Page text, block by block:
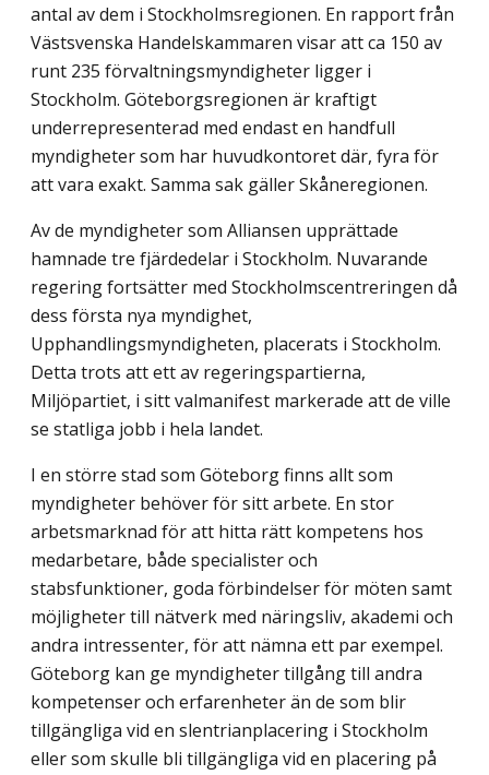
antal av dem i Stockholmsregionen. En rapport från
Västsvenska Handelskammaren visar att ca 150 av
runt 235 förvaltningsmyndigheter ligger i
Stockholm. Göteborgsregionen är kraftigt
underrepresenterad med endast en handfull
myndigheter som har huvudkontoret där, fyra för
att vara exakt. Samma sak gäller Skåneregionen.
Av de myndigheter som Alliansen upprättade
hamnade tre fjärdedelar i Stockholm. Nuvarande
regering fortsätter med Stockholmscentreringen då
dess första nya myndighet,
Upphandlingsmyndigheten, placerats i Stockholm.
Detta trots att ett av regeringspartierna,
Miljöpartiet, i sitt valmanifest markerade att de ville
se statliga jobb i hela landet.
I en större stad som Göteborg finns allt som
myndigheter behöver för sitt arbete. En stor
arbetsmarknad för att hitta rätt kompetens hos
medarbetare, både specialister och
stabsfunktioner, goda förbindelser för möten samt
möjligheter till nätverk med näringsliv, akademi och
andra intressenter, för att nämna ett par exempel.
Göteborg kan ge myndigheter tillgång till andra
kompetenser och erfarenheter än de som blir
tillgängliga vid en slentrianplacering i Stockholm
eller som skulle bli tillgängliga vid en placering på